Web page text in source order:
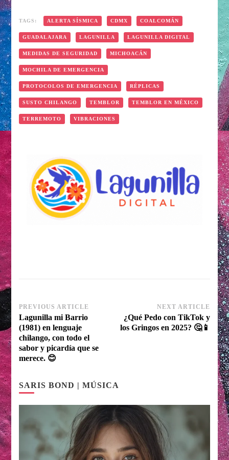
TAGS: ALERTA SÍSMICA CDMX COALCOMÁN
GUADALAJARA LAGUNILLA LAGUNILLA DIGITAL
MEDIDAS DE SEGURIDAD MICHOACÁN
MOCHILA DE EMERGENCIA
PROTOCOLOS DE EMERGENCIA RÉPLICAS
SUSTO CHILANGO TEMBLOR TEMBLOR EN MÉXICO
TERREMOTO VIBRACIONES
Post
Navigation
PREVIOUS ARTICLE
Lagunilla mi Barrio
(1981) en lenguaje
chilango, con todo el
sabor y picardía que se
merece. 😊
NEXT ARTICLE
¿Qué Pedo con TikTok y
los Gringos en 2025? 🤔📱
SARIS BOND | MÚSICA